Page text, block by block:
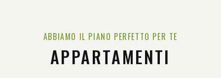
ABBIAMO IL PIANO PERFETTO PER TE
APPARTAMENTI